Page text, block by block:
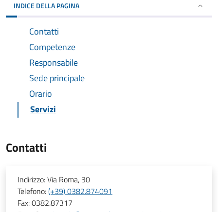
INDICE DELLA PAGINA
Contatti
Competenze
Responsabile
Sede principale
Orario
Servizi
Contatti
Indirizzo:Via Roma, 30
Telefono:(+39) 0382.874091
Fax:0382.87317